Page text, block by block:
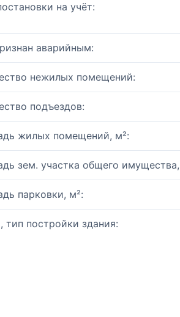
на учёт:
аварийным:
нежилых помещений:
подъездов:
жилых помещений, м²:
зем. участка общего
парковки, м²:
тип постройки здания: